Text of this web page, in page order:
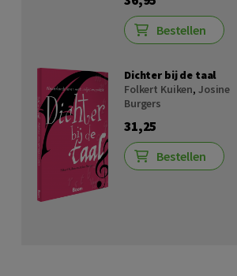
Bestellen
Dichter bij de taal
Folkert Kuiken, Josine
Burgers
31,25
Bestellen